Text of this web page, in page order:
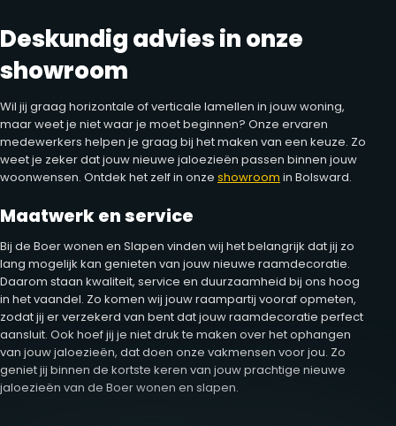
Deskundig advies in onze
showroom
Wil jij graag horizontale of verticale lamellen in jouw woning,
maar weet je niet waar je moet beginnen? Onze ervaren
medewerkers helpen je graag bij het maken van een keuze. Zo
weet je zeker dat jouw nieuwe jaloezieën passen binnen jouw
woonwensen. Ontdek het zelf in onze showroom in Bolsward.
Maatwerk en service
Bij de Boer wonen en Slapen vinden wij het belangrijk dat jij zo
lang mogelijk kan genieten van jouw nieuwe raamdecoratie.
Daarom staan kwaliteit, service en duurzaamheid bij ons hoog
in het vaandel. Zo komen wij jouw raampartij vooraf opmeten,
zodat jij er verzekerd van bent dat jouw raamdecoratie perfect
aansluit. Ook hoef jij je niet druk te maken over het ophangen
van jouw jaloezieën, dat doen onze vakmensen voor jou. Zo
geniet jij binnen de kortste keren van jouw prachtige nieuwe
jaloezieën van de Boer wonen en slapen.